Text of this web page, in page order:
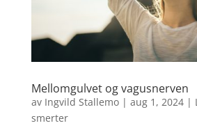
Mellomgulvet og vagusnerven
av Ingvild Stallemo| aug 1, 2024|
smerter